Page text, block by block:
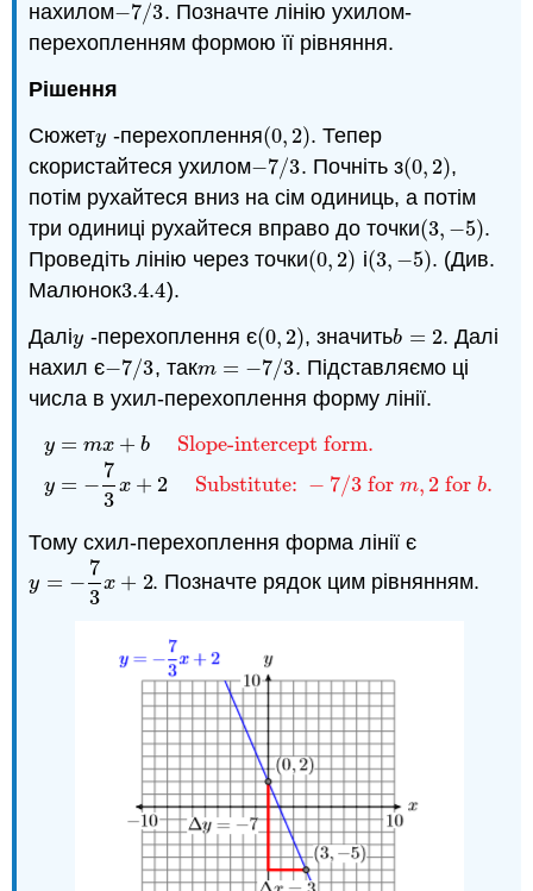
нахилом−7/3
−7/3 . Позначте лінію ухилом-
перехопленням формою її рівняння.
Рішення
Сюжетy
y -перехоплення(0, 2)
(0, 2). Тепер
скористайтеся ухилом−7/3
−7/3 . Почніть з(0, 2)
(0, 2) ,
потім рухайтеся вниз на сім одиниць, а потім
три одиниці рухайтеся вправо до точки(3, −5)
(3, −5) .
Проведіть лінію через точки(0, 2)
(0, 2) і(3, −5)
(3, −5) . (Див.
Малюнок3.4.4
3.4.4).
Даліy
y -перехоплення є(0, 2)
(0, 2), значитьb = 2
b =2
. Далі
нахил є−7/3
−7/3 , такm = −7/3
m=− 7/3
. Підставляємо ці
числа в ухил-перехоплення форму лінії.
y
y
= mx + b
Slope-intercept form.
= −
7
3
x + 2 Substitute: − 7/3 form, 2 forb.
+b Slope-intercept form. y = 7
Тому схил-перехоплення форма лінії є
y = −
7
3
x + 2
y =− 73x+2 . Позначте рядок цим рівнянням.